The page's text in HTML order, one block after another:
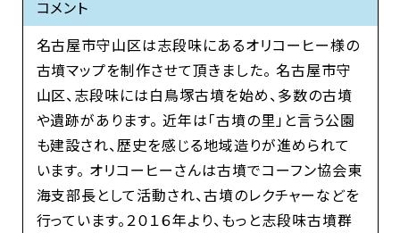
コメント
名古屋市守山区は志段味にあるオリコーヒー様の
古墳マップを制作させて頂きました。 名古屋市守
山区、志段味には白鳥塚古墳を始め、多数の古墳
や遺跡があります。 近年は「古墳の里」と言う公園
も建設され、歴史を感じる地域造りが進められて
います。 オリコーヒーさんは古墳でコーフン協会東
海支部長として活動され、古墳のレクチャーなどを
行っています。２０１６年より、もっと志段味古墳群